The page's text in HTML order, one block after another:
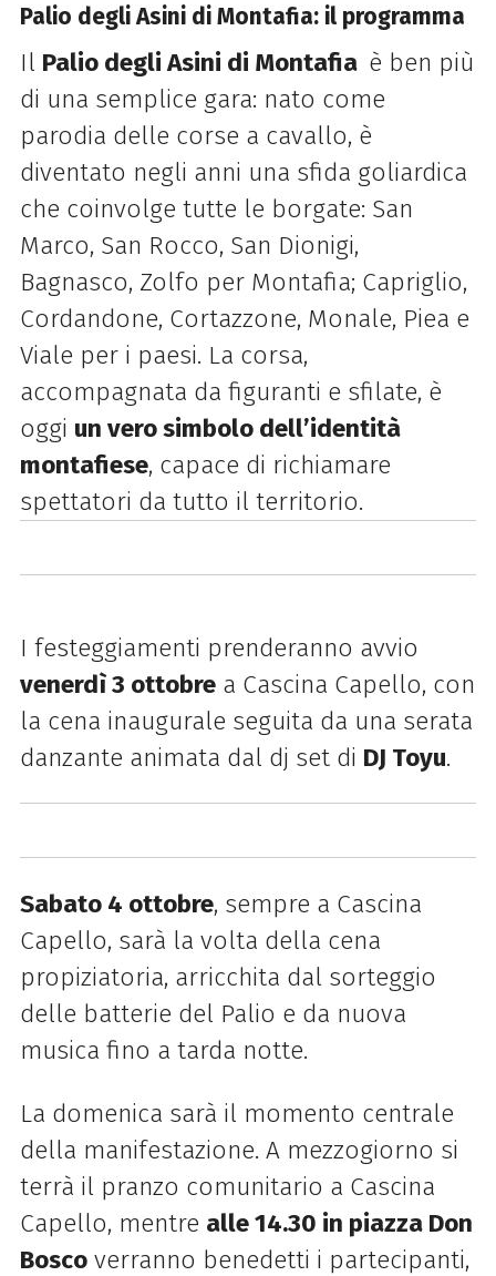
Palio degli Asini di Montafia: il programma
Il Palio degli Asini di Montafia è ben più
di una semplice gara: nato come
parodia delle corse a cavallo, è
diventato negli anni una sfida goliardica
che coinvolge tutte le borgate: San
Marco, San Rocco, San Dionigi,
Bagnasco, Zolfo per Montafia; Capriglio,
Cordandone, Cortazzone, Monale, Piea e
Viale per i paesi. La corsa,
accompagnata da figuranti e sfilate, è
oggi un vero simbolo dell’identità
montafiese, capace di richiamare
spettatori da tutto il territorio.
I festeggiamenti prenderanno avvio
venerdì 3 ottobrea Cascina Capello, con
la cena inaugurale seguita da una serata
danzante animata dal dj set di DJ Toyu.
Sabato 4 ottobre, sempre a Cascina
Capello, sarà la volta della cena
propiziatoria, arricchita dal sorteggio
delle batterie del Palio e da nuova
musica fino a tarda notte.
La domenica sarà il momento centrale
della manifestazione. A mezzogiorno si
terrà il pranzo comunitario a Cascina
Capello, mentre alle 14.30 in piazza Don
Boscoverranno benedetti i partecipanti,